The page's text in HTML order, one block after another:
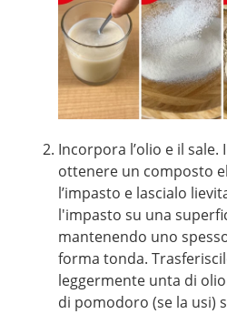
Incorpora l’olio e il sale.
ottenere un composto
l’impasto e lascialo
l'impasto su una
mantenendo uno
forma tonda.
leggermente unta di
di pomodoro (se la usi)